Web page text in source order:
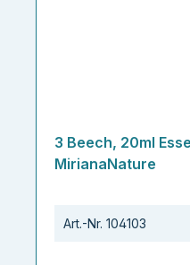
3 Beech, 20ml
MirianaNature
Art.-Nr. 104103